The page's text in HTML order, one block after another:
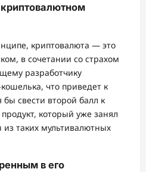
криптовалюта — это
в сочетании со страхом
разработчику
что приведет к
бы свести второй балл к
который уже занял
таких мультивалютных
в его